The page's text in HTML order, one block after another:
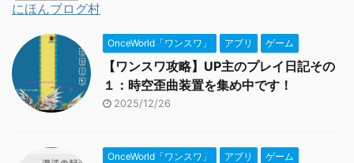
にほんブログ村
OnceWorld「ワンスワ」 アプリ ゲーム
【ワンスワ攻略】UP主のプレイ日記その
１：時空歪曲装置を集め中です！
2025/12/26
OnceWorld「ワンスワ」 アプリ ゲーム